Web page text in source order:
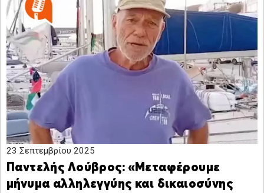
23 Σεπτεμβρίου 2025
Παντελής Λούβρος: «Μεταφέρουμε
μήνυμα αλληλεγγύης και δικαιοσύνης